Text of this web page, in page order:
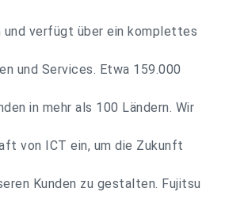
und verfügt über ein komplettes
und Services. Etwa 159.000
in mehr als 100 Ländern. Wir
von ICT ein, um die Zukunft
Kunden zu gestalten. Fujitsu